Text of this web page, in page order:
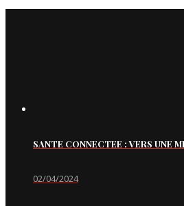
SANTE CONNECTEE : VERS UNE
02/04/2024